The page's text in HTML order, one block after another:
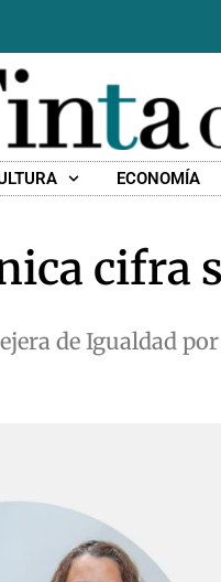
ECONOMÍA
cifra
de Igualdad